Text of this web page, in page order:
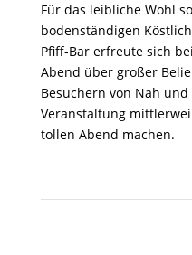
Für das leibliche Wohl
bodenständigen
Pfiff-Bar erfreute sich
Abend über großer
Besuchern von Nah
Veranstaltung
tollen Abend machen.